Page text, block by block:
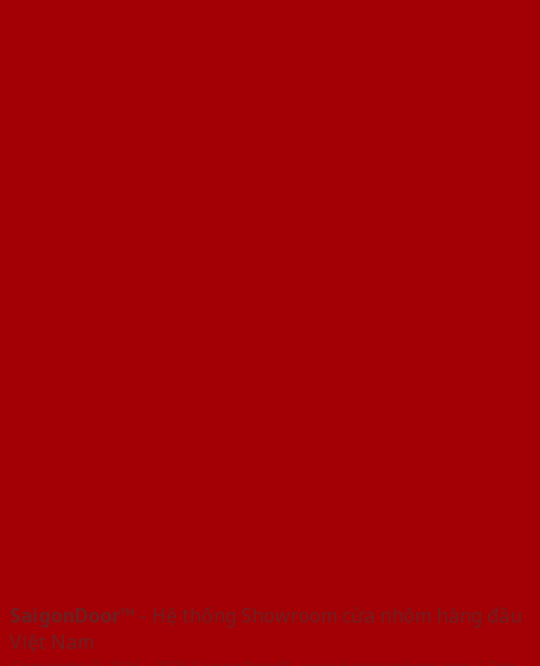
SaigonDoor™ - Hệ thống Showroom cửa nhôm hàng đầu
Việt Nam